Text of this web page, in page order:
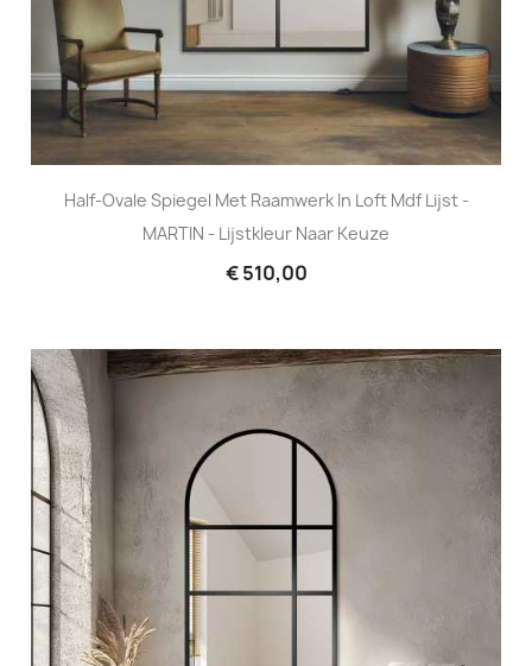
Half-Ovale Spiegel Met Raamwerk In Loft Mdf Lijst -
MARTIN - Lijstkleur Naar Keuze
€ 510,00